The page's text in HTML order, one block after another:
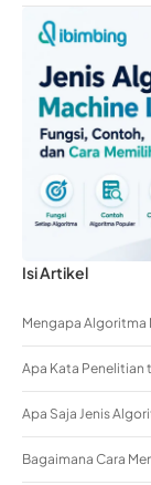
Isi Artikel
Mengapa Algoritma
Apa Kata Penelitian
Apa Saja Jenis
Bagaimana Cara